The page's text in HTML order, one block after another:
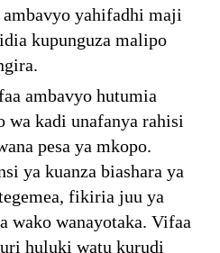
yahifadhi maji
kupunguza malipo
ambavyo hutumia
wa kadi unafanya rahisi
pesa ya mkopo.
ya kuanza biashara ya
fikiria juu ya
wako wanayotaka. Vifaa
huluki watu kurudi